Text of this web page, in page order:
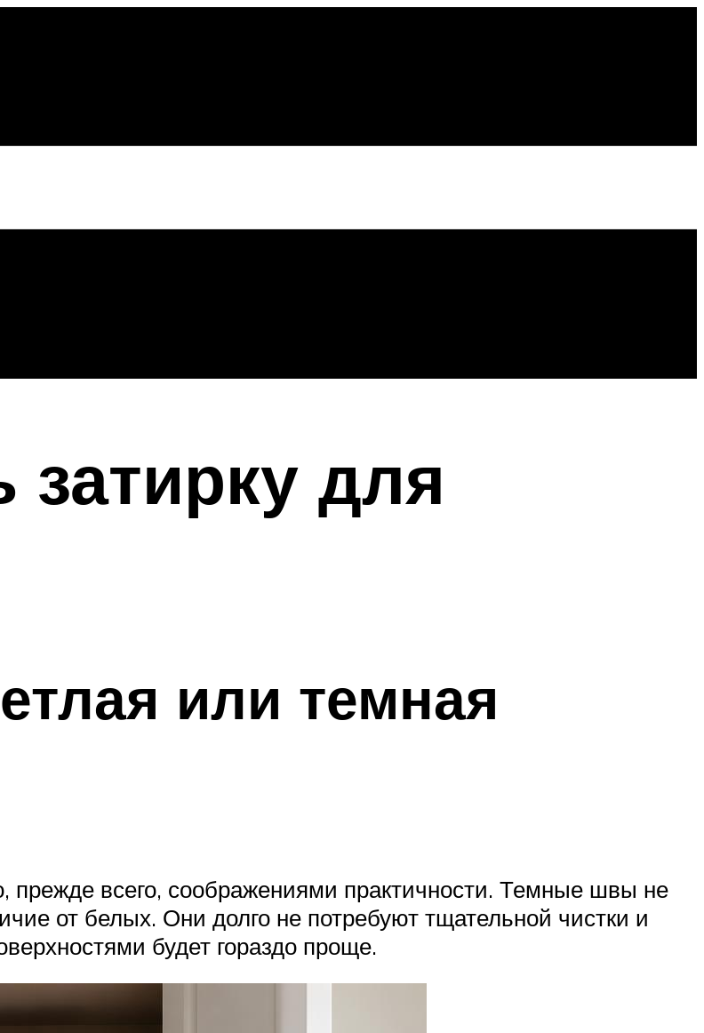
затирку для
или темная
прежде всего, соображениями практичности. Темные швы не
от белых. Они долго не потребуют тщательной чистки и
будет гораздо проще.